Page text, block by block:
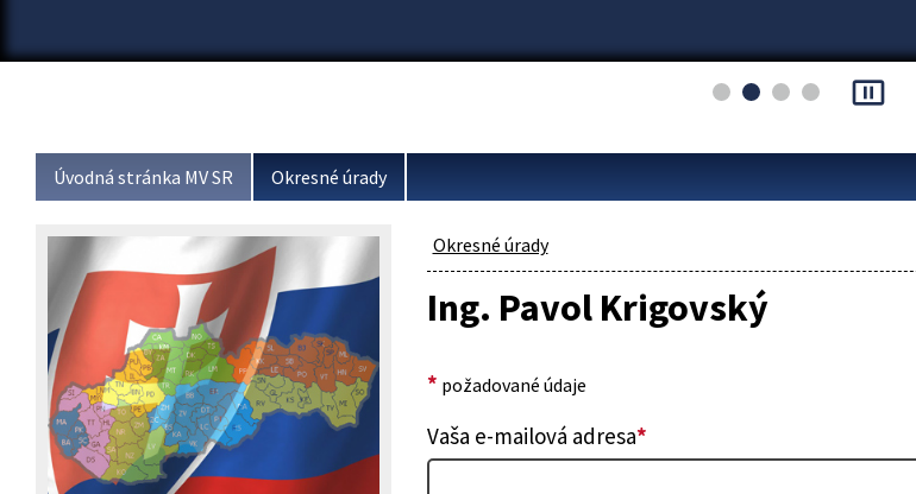
pause_presentation
Úvodná stránka MV SR Okresné úrady
Okresné úrady
Ing. Pavol Krigovský
* požadované údaje
Vaša e-mailová adresa*